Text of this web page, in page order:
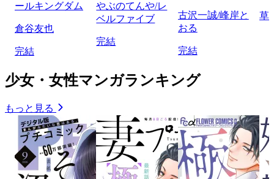
ールキングダム
倉谷友也
完結
やぶのてんや/レ
ベルファイブ
完結
古沢一誠/峰岸と
おる
完結
草
少女・女性マンガランキング
もっと見る